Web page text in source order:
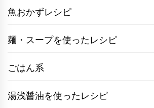
魚おかずレシピ
麺・スープを使ったレシピ
ごはん系
湯浅醤油を使ったレシピ